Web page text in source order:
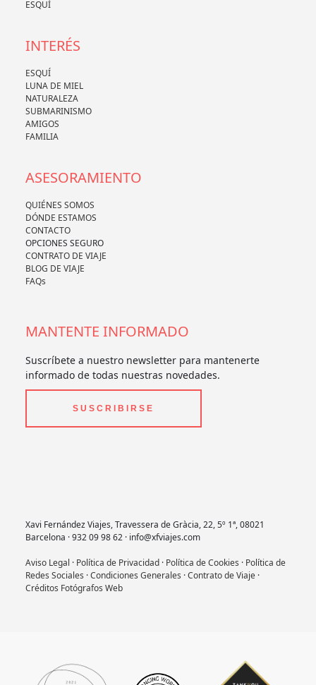
ESQUÍ
INTERÉS
ESQUÍ
LUNA DE MIEL
NATURALEZA
SUBMARINISMO
AMIGOS
FAMILIA
ASESORAMIENTO
QUIÉNES SOMOS
DÓNDE ESTAMOS
CONTACTO
OPCIONES SEGURO
CONTRATO DE VIAJE
BLOG DE VIAJE
FAQs
MANTENTE INFORMADO
Suscríbete a nuestro newsletter para mantenerte
informado de todas nuestras novedades.
SUSCRIBIRSE
Xavi Fernández Viajes, Travessera de Gràcia, 22, 5º 1ª, 08021
Barcelona · 932 09 98 62 · info@xfviajes.com
Aviso Legal · Política de Privacidad· Política de Cookies · Política de
Redes Sociales ·Condiciones Generales ·Contrato de Viaje·
Créditos Fotógrafos Web